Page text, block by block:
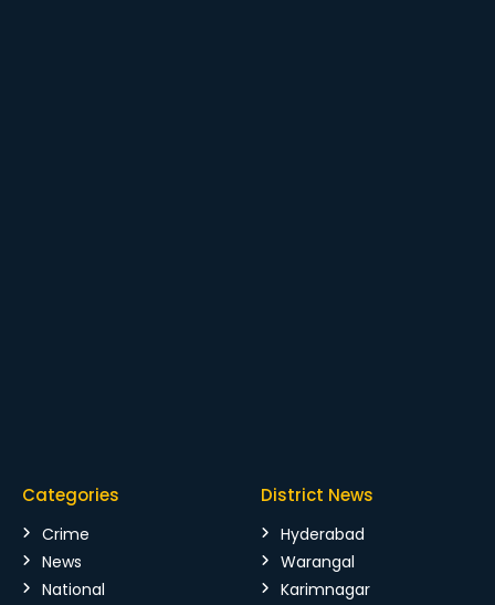
Categories
Crime
News
National
District News
Hyderabad
Warangal
Karimnagar